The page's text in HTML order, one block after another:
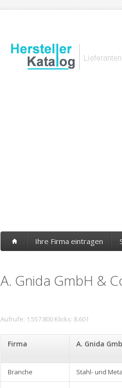
Ihre Firma eintragen
A. Gnida GmbH &
Aufrufe: 1.557.800 Klicks: 8.601
Firma A. Gnida
Branche Stahl- und